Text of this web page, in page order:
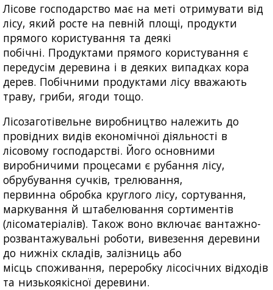
Лісове господарство має на меті отримувати від
лісу, який росте на певній площі, продукти
прямого користування та деякі
побічні. Продуктами прямого користування є
передусім деревина і в деяких випадках кора
дерев. Побічними продуктами лісу вважають
траву, гриби, ягоди тощо.
Лісозаготівельне виробництво належить до
провідних видів економічної діяльності в
лісовому господарстві. Його основними
виробничими процесами є рубання лісу,
обрубування сучків, трелювання,
первинна обробка круглого лісу, сортування,
маркування й штабелювання сортиментів
(лісоматеріалів). Також воно включає вантажно-
розвантажувальні роботи, вивезення деревини
до нижніх складів, залізниць або
місць споживання, переробку лісосічних відходів
та низькоякісної деревини.